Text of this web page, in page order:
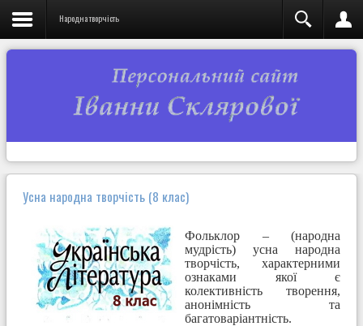
Народна творчість
Усна народна творчість (8 клас)
Фольклор – (народна
мудрість) усна народна
творчість, характерними
ознаками якої є
колективність творення,
анонімність та
багатоваріантність.